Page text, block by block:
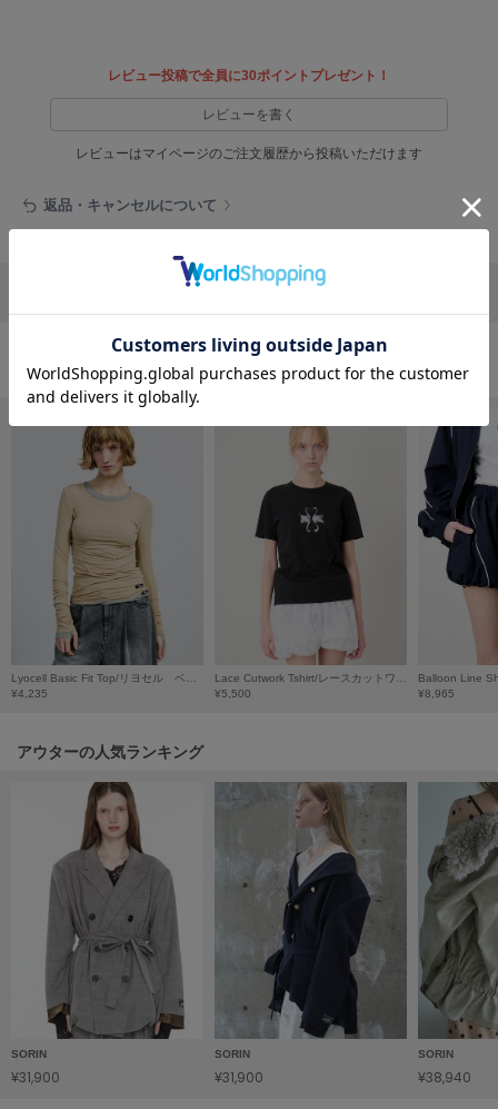
gelato pique
GELATO PIQUE CAT&DOG
ジェラート ピケ キャットアンドドッグ
HUNTER
ハンター
HOKA ONEONE
ホカ オネオネ
KEEN
キーン
ルコックスポルティフ
レスポートサック
LILY BROWN
リリーブラウン
LILY BROWN Lingerie
レビュー投稿で全員に30ポイントプレゼント！
レビューを書く
レビューはマイページのご注文履歴から投稿いただけます
返品・キャンセルについて
おすすめ商品
¥4,235
¥5,500
¥8,965
アウターの人気ランキング
SORIN
¥31,900
SORIN
¥31,900
SORIN
¥38,940